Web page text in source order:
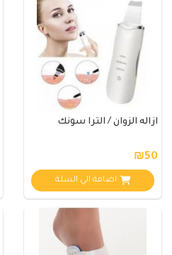
ازاله الزوان / الترا سونك
₪50
اضافة الي السلة